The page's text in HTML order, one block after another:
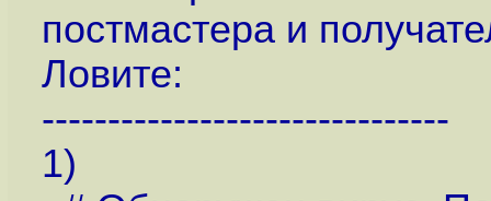
постмастера и
Ловите:
-------------------------------
1)